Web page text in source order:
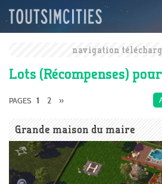
navigation
Lots (Récompenses)
PAGES 1 2 »
Grande maison du maire